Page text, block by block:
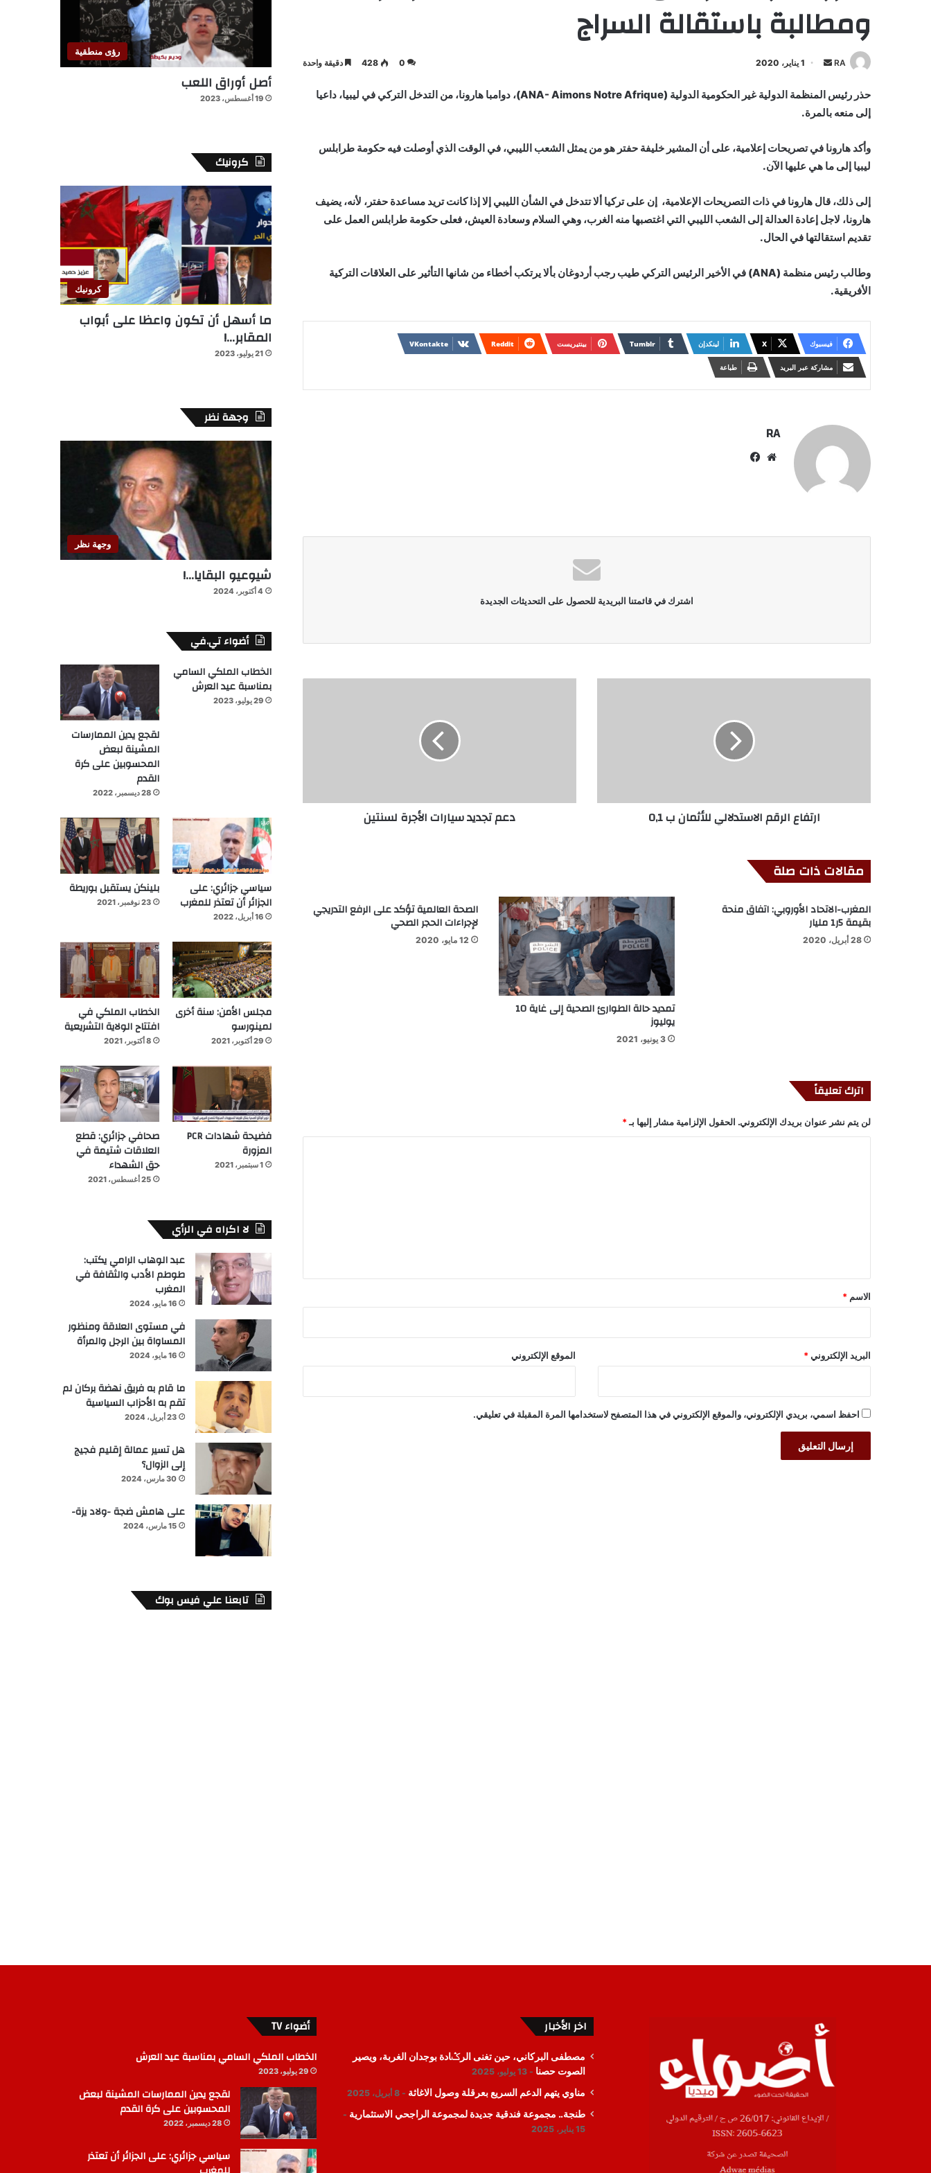
ومطالبة باستقالة السراج
RA
أرسل
إلكترونيا
1 يناير، 2020 0
428 دقيقة واحدة
حذر رئيس المنظمة الدولية غير الحكومية الدولية (ANA- Aimons Notre Afrique)، دوامبا هارونا، من التدخل التركي في ليبيا، داعيا
إلى منعه بالمرة.
وأكد هارونا في تصريحات إعلامية، على أن المشير خليفة حفتر هو من يمثل الشعب الليبي، في الوقت الذي أوصلت فيه حكومة طرابلس
ليبيا إلى ما هي عليها الآن.
إلى ذلك، قال هارونا في ذات التصريحات الإعلامية، إن على تركيا ألا تتدخل في الشأن الليبي إلا إذا كانت تريد مساعدة حفتر، لأنه، يضيف
هارونا، لاجل إعادة العدالة إلى الشعب الليبي التي اغتصبها منه الغرب، وهي السلام وسعادة العيش، فعلى حكومة طرابلس العمل على
تقديم استقالتها في الحال.
وطالب رئيس منظمة (ANA) في الأخير الرئيس التركي طيب رجب أردوغان بألا يرتكب أخطاء من شانها التأثير على العلاقات التركية
الأفريقية.
فيسبوك X لينكدإن بينتيريست
مشاركة عبر البريد طباعة
RA
موقع
اشترك في قائمتنا البريدية للحصول على التحديثات الجديدة
ارتفاع الرقم الاستدلالي للأثمان ب 0,1 دعم تجديد سيارات الأجرة لسنتين
مقالات ذات صلة
المغرب-الاتحاد الأوروبي: اتفاق منحة
بقيمة 5ر1 مليار
28 أبريل، 2020
تمديد حالة الطوارئ الصحية إلى غاية 10
يوليوز
3 يونيو، 2021
الصحة العالمية تؤكد على الرفع التدريجي
لإجراءات الحجر الصحي
12 مايو، 2020
اترك تعليقاً
لن يتم نشر عنوان بريدك الإلكتروني. الحقول الإلزامية مشار إليها بـ *
*
الاسم *
البريد الإلكتروني * الموقع الإلكتروني
احفظ اسمي، بريدي الإلكتروني، والموقع الإلكتروني في هذا المتصفح لاستخدامها المرة المقبلة في تعليقي.
رؤى منطقية
أصل أوراق اللعب
19 أغسطس، 2023
كرونيك
كرونيك
ما أسهل أن تكون واعظا على أبواب
المقابر…!
21 يوليو، 2023
وجهة نظر
وجهة نظر
شيوعيو البقايا…!
4 أكتوبر، 2024
أضواء تي.في
الخطاب الملكي السامي
بمناسبة عيد العرش
29 يوليو، 2023
لقجع يدين الممارسات
المشينة لبعض
المحسوبين على كرة
القدم
28 ديسمبر، 2022
سياسي جزائري: على
الجزائر أن تعتذر للمغرب
16 أبريل، 2022
بلينكن يستقبل بوريطة
23 نوفمبر، 2021
مجلس الأمن: سنة أخرى
لمينورسو
29 أكتوبر، 2021
الخطاب الملكي في
افتتاح الولاية التشريعية
8 أكتوبر، 2021
فضيحة شهادات PCR
المزورة
1 سبتمبر، 2021
صحافي جزائري: قطع
العلاقات شتيمة في
حق الشهداء
25 أغسطس، 2021
لا اكراه في الرأي
عبد الوهاب الرامي يكتب:
طوطم الأدب والثقافة في
المغرب
16 مايو، 2024
في مستوى العلاقة ومنظور
المساواة بين الرجل والمرأة
16 مايو، 2024
ما قام به فريق نهضة بركان لم
تقم به الأحزاب السياسية
23 أبريل، 2024
هل تسير عمالة إقليم فجيج
إلى الزوال؟
30 مارس، 2024
على هامش ضجة -ولاد يزة-
15 مارس، 2024
تابعنا علي فيس بوك
اخر الأخبار
مصطفى البركاني، حين تغنى الرݣادة بوجدان الغربة، ويصير
الصوت حصنا
13 يوليو، 2025
مناوي يتهم الدعم السريع بعرقلة وصول الاغاثة 8 أبريل، 2025
طنجة.. مجموعة فندقية جديدة لمجموعة الراجحي الاستثمارية
15 يناير، 2025
أضواء TV
الخطاب الملكي السامي بمناسبة عيد العرش
29 يوليو، 2023
لقجع يدين الممارسات المشينة لبعض
المحسوبين على كرة القدم
28 ديسمبر، 2022
سياسي جزائري: على الجزائر أن تعتذر